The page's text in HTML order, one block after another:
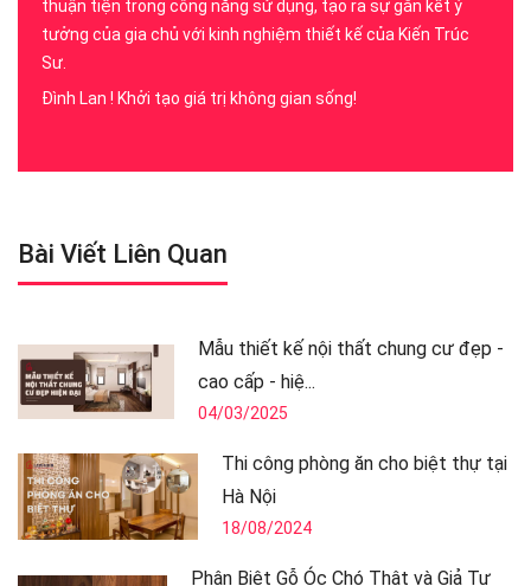
thuận tiện trong công năng sử dụng, tạo ra sự gắn kết ý
tưởng của gia chủ với kinh nghiệm thiết kế của Kiến Trúc
Sư.
Đình Lan ! Khởi tạo giá trị không gian sống!
Bài Viết Liên Quan
Mẫu thiết kế nội thất chung cư đẹp -
cao cấp - hiệ...
04/03/2025
Thi công phòng ăn cho biệt thự tại
Hà Nội
18/08/2024
Phân Biệt Gỗ Óc Chó Thật và Giả Tự